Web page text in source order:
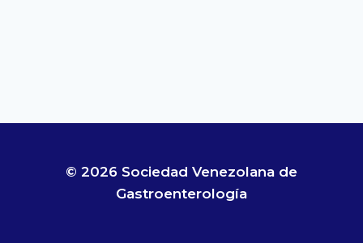
© 2026 Sociedad Venezolana de
Gastroenterología